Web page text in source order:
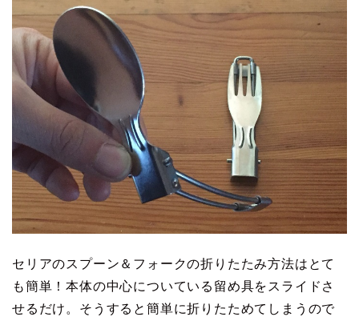
セリアのスプーン＆フォークの折りたたみ方法はとて
も簡単！本体の中心についている留め具をスライドさ
せるだけ。そうすると簡単に折りたためてしまうので